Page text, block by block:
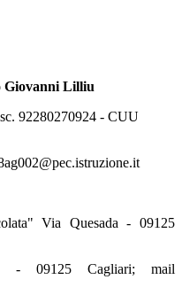
Giovanni Lilliu
92280270924 - CUU
Via Quesada - 09125
- 09125 Cagliari; mail